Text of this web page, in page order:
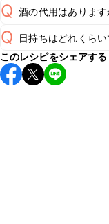
A
Q 酒の代用はあります
A
Q 日持ちはどれくらい
保存期間は冷蔵で翌
し上がりください。
このレシピをシェアする